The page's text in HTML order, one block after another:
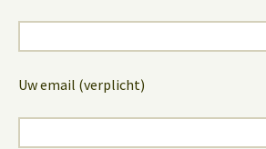
Uw email (verplicht)